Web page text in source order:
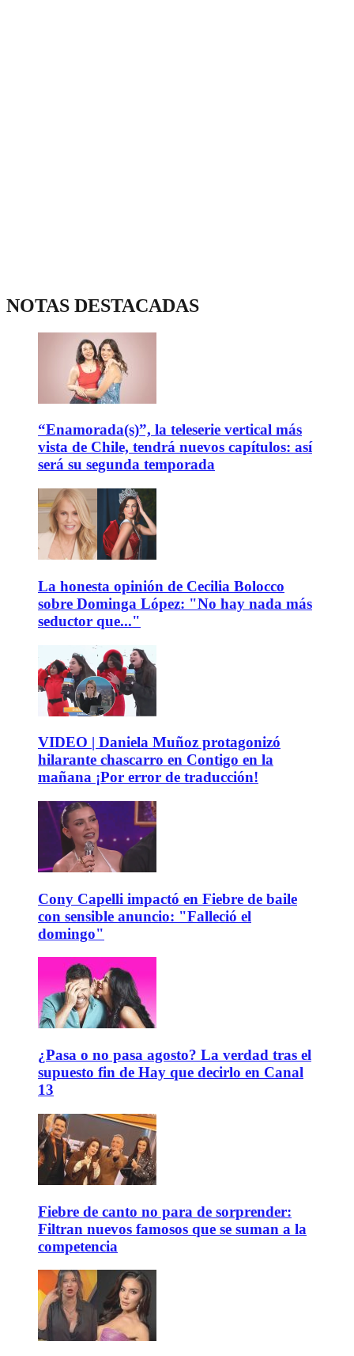
NOTAS DESTACADAS
“Enamorada(s)”, la teleserie vertical más
vista de Chile, tendrá nuevos capítulos: así
será su segunda temporada
La honesta opinión de Cecilia Bolocco
sobre Dominga López: "No hay nada más
seductor que..."
VIDEO | Daniela Muñoz protagonizó
hilarante chascarro en Contigo en la
mañana ¡Por error de traducción!
Cony Capelli impactó en Fiebre de baile
con sensible anuncio: "Falleció el
domingo"
¿Pasa o no pasa agosto? La verdad tras el
supuesto fin de Hay que decirlo en Canal
13
Fiebre de canto no para de sorprender:
Filtran nuevos famosos que se suman a la
competencia